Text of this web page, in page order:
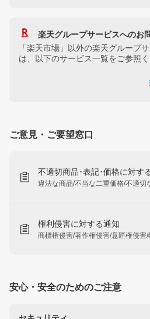
楽天グループサービスへのお
「楽天市場」以外の楽天グループ
は、以下のサービス一覧をご参照く
ご意見・ご要望窓口
不適切商品･表記･価格に対す
違法な商品/不当な二重価格/不適切
権利侵害に対する通知
商標権侵害/著作権侵害/意匠権侵害
安心・安全のためのご注意